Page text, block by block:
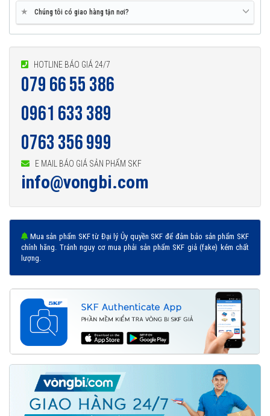
★ Chúng tôi có giao hàng tận nơi?
HOTLINE BÁO GIÁ 24/7
079 66 55 386
0961 633 389
0763 356 999
E MAIL BÁO GIÁ SẢN PHẨM SKF
info@vongbi.com
Mua sản phẩm SKF từ Đại lý Ủy quyền SKF để đảm bảo sản phẩm SKF
chính hãng. Tránh nguy cơ mua phải sản phẩm SKF giả (fake) kém chất
lượng.